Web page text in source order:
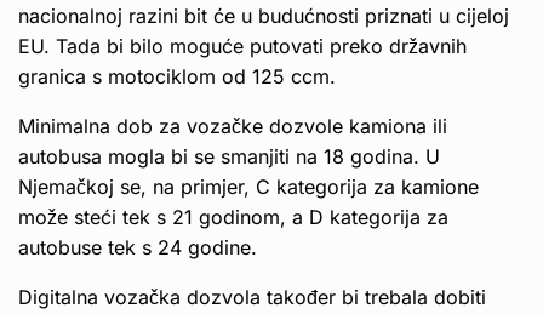
nacionalnoj razini bit će u budućnosti priznati u cijeloj
EU. Tada bi bilo moguće putovati preko državnih
granica s motociklom od 125 ccm.
Minimalna dob za vozačke dozvole kamiona ili
autobusa mogla bi se smanjiti na 18 godina. U
Njemačkoj se, na primjer, C kategorija za kamione
može steći tek s 21 godinom, a D kategorija za
autobuse tek s 24 godine.
Digitalna vozačka dozvola također bi trebala dobiti